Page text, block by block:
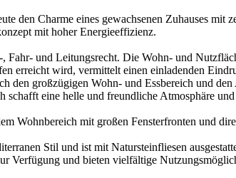
den Charme eines gewachsenen Zuhauses
mit hoher Energieeffizienz.
und Leitungsrecht. Die Wohn- und
erreicht wird, vermittelt einen einladenden
den großzügigen Wohn- und Essbereich und
schafft eine helle und freundliche Atmosphäre
Wohnbereich mit großen Fensterfronten und
Stil und ist mit Natursteinfliesen
Verfügung und bieten vielfältige